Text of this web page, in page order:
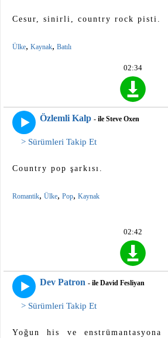
Cesur, sinirli, country rock pisti.
Ülke, Kaynak, Batılı
02:34
Özlemli Kalp - ile Steve Oxen
> Sürümleri Takip Et
Country pop şarkısı.
Romantik, Ülke, Pop, Kaynak
02:42
Dev Patron - ile David Fesliyan
> Sürümleri Takip Et
Yoğun his ve enstrümantasyona